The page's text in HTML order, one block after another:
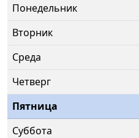
Понедельник
Вторник
Среда
Четверг
Пятница
Суббота